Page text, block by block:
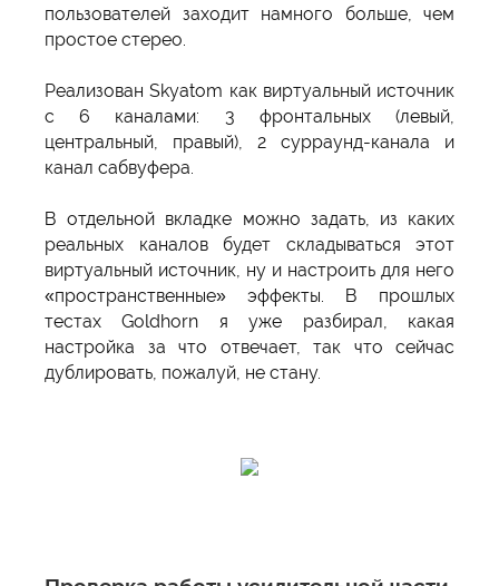
пользователей заходит намного больше, чем
простое стерео.
Реализован Skyatom как виртуальный источник
с 6 каналами: 3 фронтальных (левый,
центральный, правый), 2 сурраунд-канала и
канал сабвуфера.
В отдельной вкладке можно задать, из каких
реальных каналов будет складываться этот
виртуальный источник, ну и настроить для него
«пространственные» эффекты. В прошлых
тестах Goldhorn я уже разбирал, какая
настройка за что отвечает, так что сейчас
дублировать, пожалуй, не стану.